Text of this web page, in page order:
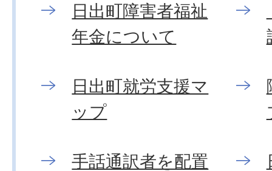
日出町障害者福祉
年金について
日出町就労支援マ
ップ
手話通訳者を配置